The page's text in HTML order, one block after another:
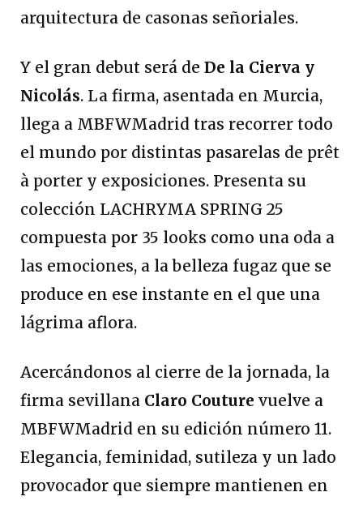
arquitectura de casonas señoriales.
Y el gran debut será de De la Cierva y
Nicolás. La firma, asentada en Murcia,
llega a MBFWMadrid tras recorrer todo
el mundo por distintas pasarelas de prêt
à porter y exposiciones. Presenta su
colección LACHRYMA SPRING 25
compuesta por 35 looks como una oda a
las emociones, a la belleza fugaz que se
produce en ese instante en el que una
lágrima aflora.
Acercándonos al cierre de la jornada, la
firma sevillana Claro Couture vuelve a
MBFWMadrid en su edición número 11.
Elegancia, feminidad, sutileza y un lado
provocador que siempre mantienen en